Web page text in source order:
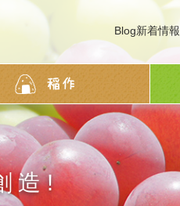
Blog新着情報
造!